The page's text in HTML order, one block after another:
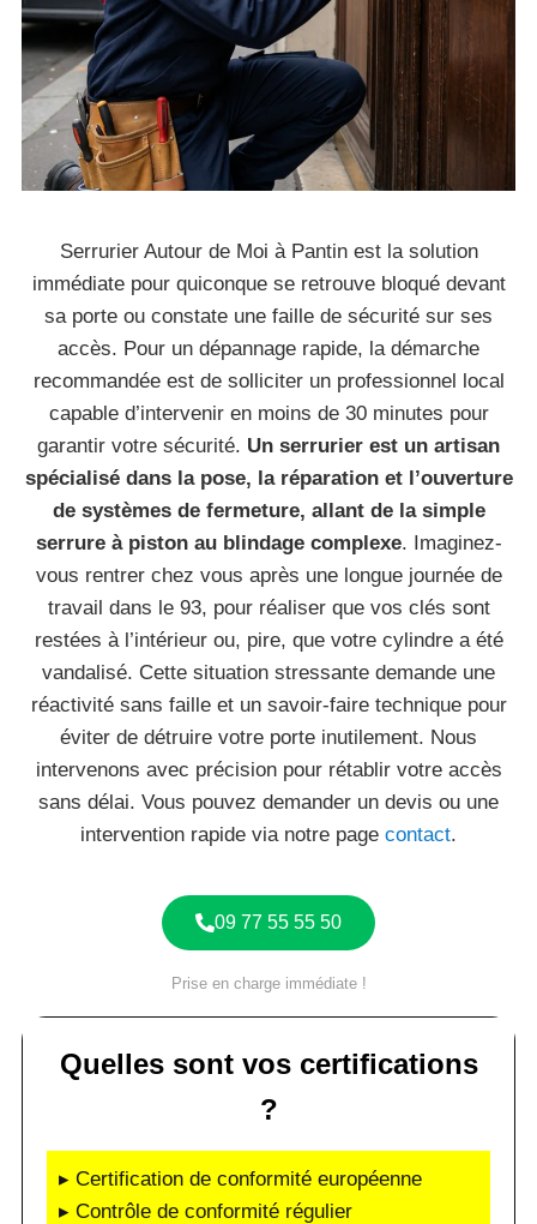
Serrurier Autour de Moi à Pantin est la solution
immédiate pour quiconque se retrouve bloqué devant
sa porte ou constate une faille de sécurité sur ses
accès. Pour un dépannage rapide, la démarche
recommandée est de solliciter un professionnel local
capable d’intervenir en moins de 30 minutes pour
garantir votre sécurité. Un serrurier est un artisan
spécialisé dans la pose, la réparation et l’ouverture
de systèmes de fermeture, allant de la simple
serrure à piston au blindage complexe. Imaginez-
vous rentrer chez vous après une longue journée de
travail dans le 93, pour réaliser que vos clés sont
restées à l’intérieur ou, pire, que votre cylindre a été
vandalisé. Cette situation stressante demande une
réactivité sans faille et un savoir-faire technique pour
éviter de détruire votre porte inutilement. Nous
intervenons avec précision pour rétablir votre accès
sans délai. Vous pouvez demander un devis ou une
intervention rapide via notre page contact.
09 77 55 55 50
Prise en charge immédiate !
Quelles sont vos certifications
?
▸ Certification de conformité européenne
▸ Contrôle de conformité régulier